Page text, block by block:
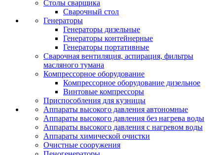
Столы сварщика
Сварочный стол
Генераторы
Генераторы дизельные
Генераторы контейнерные
Генераторы портативные
Сварочная вентиляция, аспирация, фильтры
масляного тумана
Компрессорное оборудование
Компрессорное оборудование дизельное
Винтовые компрессоры
Приспособления для кузницы
Аппараты высокого давления автономные
Аппараты высокого давления без нагрева воды
Аппараты высокого давления с нагревом воды
Аппараты химической очистки
Очистные сооружения